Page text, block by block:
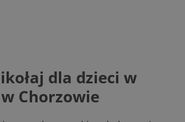
dla dzieci w
Chorzowie